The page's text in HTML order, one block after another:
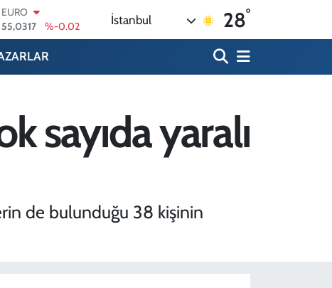
55,0317
STERLİN
64,2463
%0.07
GRAM ALTIN
6574.81
%1.44
BİST100
DOLAR
47,7143
%0.16
İstanbul 28°
sayıda yaralı
de bulunduğu 38 kişinin